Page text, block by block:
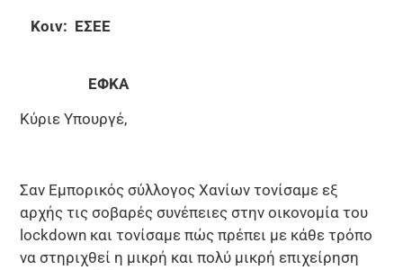
Κοιν: ΕΣΕΕ
ΕΦΚΑ
Κύριε Υπουργέ,
Σαν Εμπορικός σύλλογος Χανίων τονίσαμε εξ
αρχής τις σοβαρές συνέπειες στην οικονομία του
lockdown και τονίσαμε πώς πρέπει με κάθε τρόπο
να στηριχθεί η μικρή και πολύ μικρή επιχείρηση